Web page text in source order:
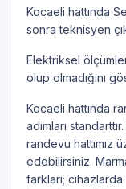
Kocaeli hattında
sonra teknisyen
Elektriksel
olup olmadığını
Kocaeli hattında
adımları
randevu hattımız
edebilirsiniz.
farkları;